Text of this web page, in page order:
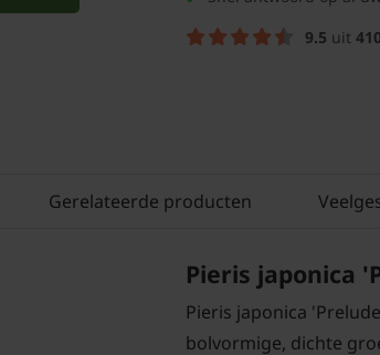
9.5 uit
Gerelateerde producten
Pieris japonica
Pieris japonica
bolvormige, dichte